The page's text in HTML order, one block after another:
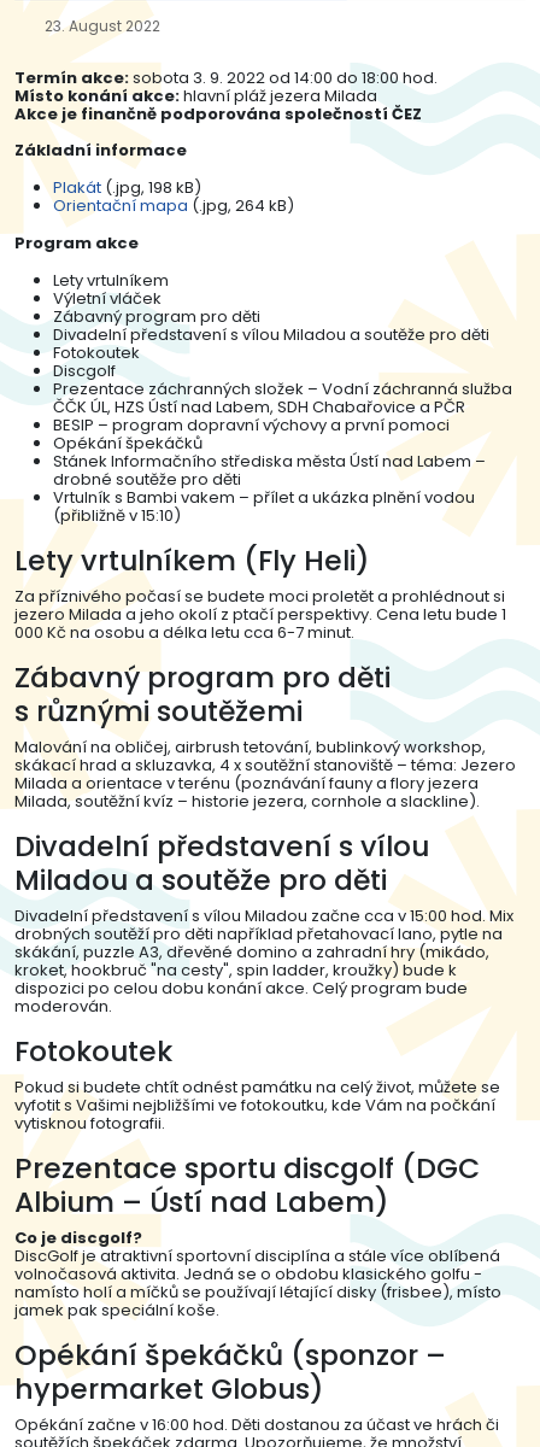
23. August 2022
Termín akce:sobota 3. 9. 2022 od 14:00 do 18:00 hod.
Místo konání akce:hlavní pláž jezera Milada
Akce je finančně podporována společností ČEZ
Základní informace
Plakát (.jpg, 198 kB)
Orientační mapa (.jpg, 264 kB)
Program akce
Lety vrtulníkem
Výletní vláček
Zábavný program pro děti
Divadelní představení s vílou Miladou a soutěže pro děti
Fotokoutek
Discgolf
Prezentace záchranných složek – Vodní záchranná služba
ČČK ÚL, HZS Ústí nad Labem, SDH Chabařovice a PČR
BESIP – program dopravní výchovy a první pomoci
Opékání špekáčků
Stánek Informačního střediska města Ústí nad Labem –
drobné soutěže pro děti
Vrtulník s Bambi vakem – přílet a ukázka plnění vodou
(přibližně v 15:10)
Lety vrtulníkem (Fly Heli)
Za příznivého počasí se budete moci proletět a prohlédnout si
jezero Milada a jeho okolí z ptačí perspektivy. Cena letu bude 1
000 Kč na osobu a délka letu cca 6-7 minut.
Zábavný program pro děti
s různými soutěžemi
Malování na obličej, airbrush tetování, bublinkový workshop,
skákací hrad a skluzavka, 4 x soutěžní stanoviště – téma: Jezero
Milada a orientace v terénu (poznávání fauny a flory jezera
Milada, soutěžní kvíz – historie jezera, cornhole a slackline).
Divadelní představení s vílou
Miladou a soutěže pro děti
Divadelní představení s vílou Miladou začne cca v 15:00 hod. Mix
drobných soutěží pro děti například přetahovací lano, pytle na
skákání, puzzle A3, dřevěné domino a zahradní hry (mikádo,
kroket, hookbruč "na cesty", spin ladder, kroužky) bude k
dispozici po celou dobu konání akce. Celý program bude
moderován.
Fotokoutek
Pokud si budete chtít odnést památku na celý život, můžete se
vyfotit s Vašimi nejbližšími ve fotokoutku, kde Vám na počkání
vytisknou fotografii.
Prezentace sportu discgolf (DGC
Albium – Ústí nad Labem)
Co je discgolf?
DiscGolf je atraktivní sportovní disciplína a stále více oblíbená
volnočasová aktivita. Jedná se o obdobu klasického golfu -
namísto holí a míčků se používají létající disky (frisbee), místo
jamek pak speciální koše.
Opékání špekáčků (sponzor –
hypermarket Globus)
Opékání začne v 16:00 hod. Děti dostanou za účast ve hrách či
soutěžích špekáček zdarma. Upozorňujeme, že množství